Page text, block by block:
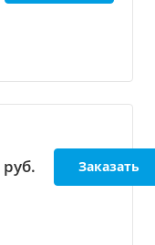
руб. Заказать